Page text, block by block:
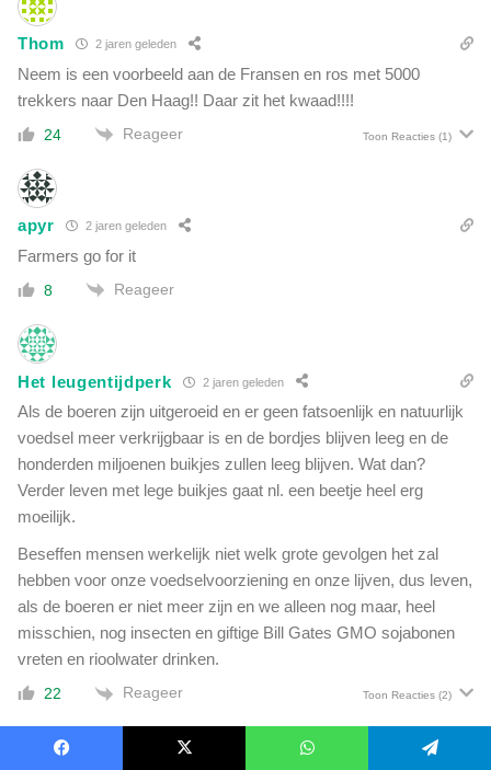
Thom 2 jaren geleden
Neem is een voorbeeld aan de Fransen en ros met 5000
trekkers naar Den Haag!! Daar zit het kwaad!!!!
24 Reageer Toon Reacties (1)
apyr 2 jaren geleden
Farmers go for it
8 Reageer
Het leugentijdperk 2 jaren geleden
Als de boeren zijn uitgeroeid en er geen fatsoenlijk en natuurlijk
voedsel meer verkrijgbaar is en de bordjes blijven leeg en de
honderden miljoenen buikjes zullen leeg blijven. Wat dan?
Verder leven met lege buikjes gaat nl. een beetje heel erg
moeilijk.
Beseffen mensen werkelijk niet welk grote gevolgen het zal
hebben voor onze voedselvoorziening en onze lijven, dus leven,
als de boeren er niet meer zijn en we alleen nog maar, heel
misschien, nog insecten en giftige Bill Gates GMO sojabonen
vreten en rioolwater drinken.
22 Reageer Toon Reacties (2)